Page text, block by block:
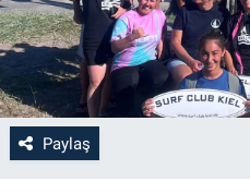
Paylaş